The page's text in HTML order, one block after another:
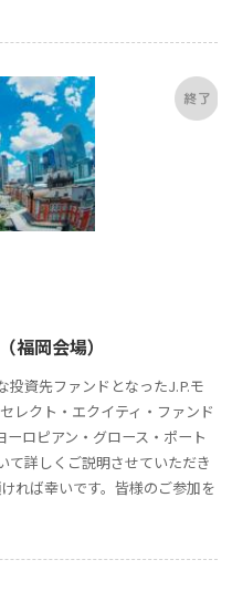
福岡会場）
資先ファンドとなったJ.P.モ
レクト・エクイティ・ファンド
ロピアン・グロース・ポート
て詳しくご説明させていただき
ば幸いです。皆様のご参加を